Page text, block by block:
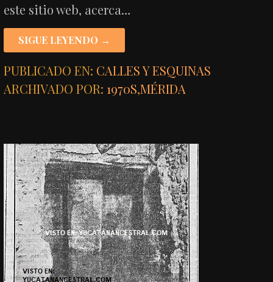
este sitio web, acerca…
SIGUE LEYENDO →
PUBLICADO EN: CALLES Y ESQUINAS
ARCHIVADO POR:1970S,MÉRIDA